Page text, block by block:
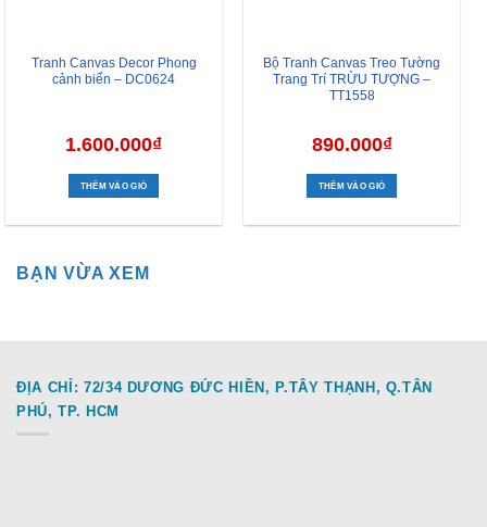
Tranh Canvas Decor Phong
cảnh biển – DC0624
1.600.000₫
THÊM VÀO GIỎ
Bộ Tranh Canvas Treo Tường
Trang Trí TRỪU TƯỢNG –
TT1558
890.000₫
THÊM VÀO GIỎ
BẠN VỪA XEM
ĐỊA CHỈ: 72/34 DƯƠNG ĐỨC HIỀN, P.TÂY THẠNH, Q.TÂN
PHÚ, TP. HCM